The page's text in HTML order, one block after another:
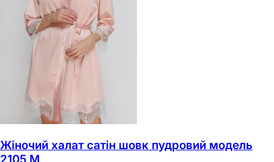
Жіночий халат сатін шовк пудровий модель